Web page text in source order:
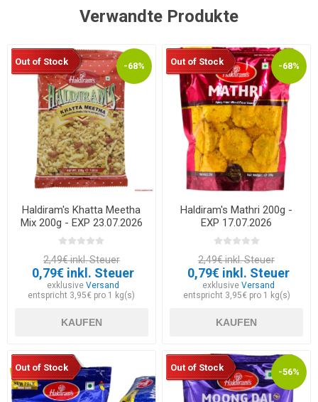
Verwandte Produkte
-68%
Out of Stock
Haldiram's Khatta Meetha
Mix 200g - EXP 23.07.2026
2,49€ inkl. Steuer
0,79€ inkl. Steuer
exklusiveVersand
entspricht 3,95€ pro 1 kg(s)
KAUFEN
-68%
Out of Stock
Haldiram's Mathri 200g -
EXP 17.07.2026
2,49€ inkl. Steuer
0,79€ inkl. Steuer
exklusive Versand
entspricht 3,95€ pro 1 kg(s)
KAUFEN
Out of Stock -56%
Out of Stock